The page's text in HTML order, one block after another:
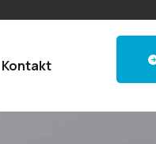
Kontakt